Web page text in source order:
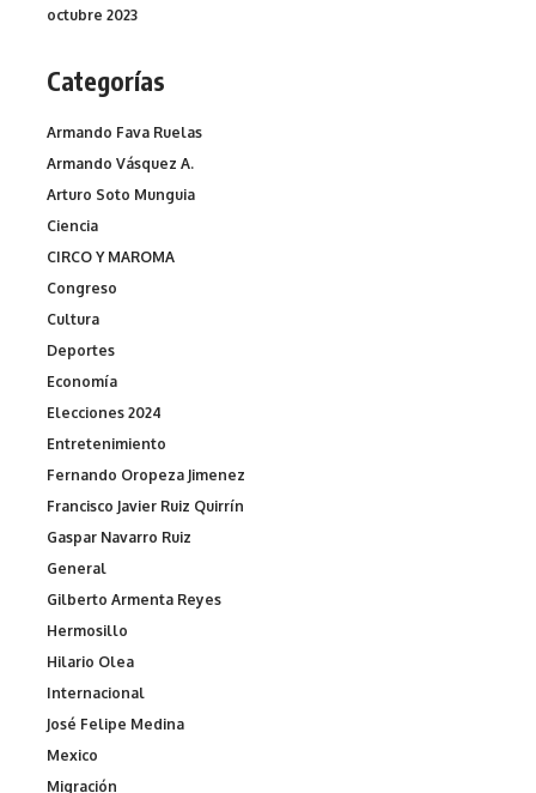
octubre 2023
Categorías
Armando Fava Ruelas
Armando Vásquez A.
Arturo Soto Munguia
Ciencia
CIRCO Y MAROMA
Congreso
Cultura
Deportes
Economía
Elecciones 2024
Entretenimiento
Fernando Oropeza Jimenez
Francisco Javier Ruiz Quirrín
Gaspar Navarro Ruiz
General
Gilberto Armenta Reyes
Hermosillo
Hilario Olea
Internacional
José Felipe Medina
Mexico
Migración